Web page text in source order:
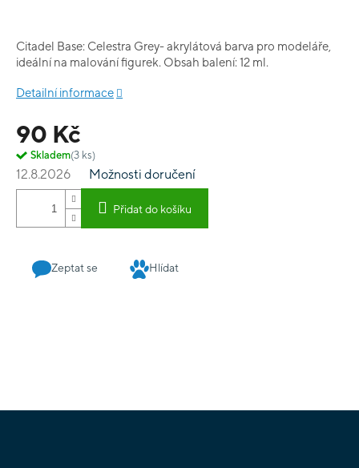
90 Kč
Skladem(3 ks)
12.8.2026 Možnosti doručení
Přidat do košíku
Citadel Base: Celestra Grey- akrylátová barva pro modeláře,
ideální na malování figurek. Obsah balení: 12 ml.
Detailní informace
Zeptat se Hlídat